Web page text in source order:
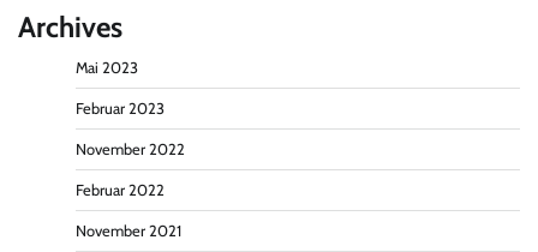
Archives
Mai 2023
Februar 2023
November 2022
Februar 2022
November 2021